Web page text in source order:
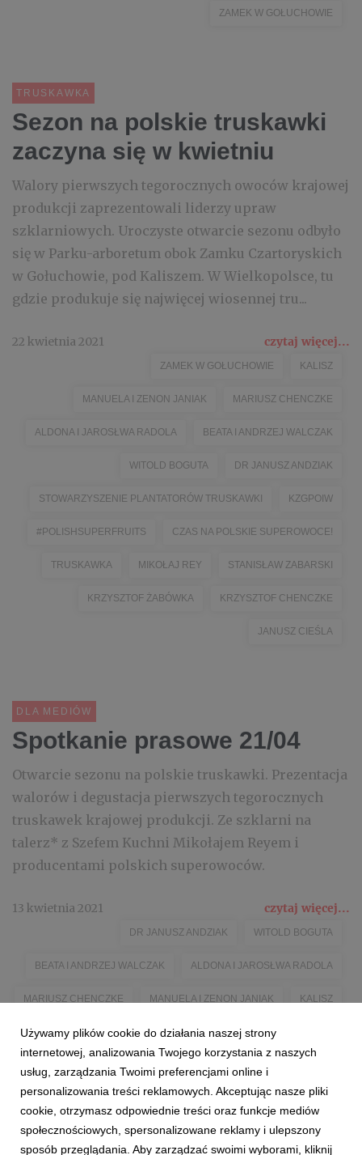
ZAMEK W GOŁUCHOWIE
TRUSKAWKA
Sezon na polskie truskawki
zaczyna się w kwietniu
Walory pierwszych tegorocznych owoców krajowej
produkcji zaprezentowali liderzy upraw
szklarniowych. Uroczyste otwarcie sezonu odbyło
się w Parku-arboretum obok Zamku Czartoryskich
w Gołuchowie, pod Kaliszem. W Wielkopolsce, tu
gdzie produkuje się najwięcej wiosennej tru...
22 kwietnia 2021 czytaj więcej...
ZAMEK W GOŁUCHOWIE KALISZ
MANUELA I ZENON JANIAK MARIUSZ CHENCZKE
ALDONA I JAROSŁWA RADOLA BEATA I ANDRZEJ WALCZAK
WITOLD BOGUTA DR JANUSZ ANDZIAK
STOWARZYSZENIE PLANTATORÓW TRUSKAWKI KZGPOIW
#POLISHSUPERFRUITS CZAS NA POLSKIE SUPEROWOCE!
TRUSKAWKA MIKOŁAJ REY STANISŁAW ZABARSKI
KRZYSZTOF ŻABÓWKA KRZYSZTOF CHENCZKE
JANUSZ CIEŚLA
DLA MEDIÓW
Spotkanie prasowe 21/04
Otwarcie sezonu na polskie truskawki. Prezentacja
walorów i degustacja pierwszych tegorocznych
truskawek krajowej produkcji. Ze szklarni na
talerz* z Szefem Kuchni Mikołajem Reyem i
producentami polskich superowoców.
13 kwietnia 2021 czytaj więcej...
DR JANUSZ ANDZIAK WITOLD BOGUTA
BEATA I ANDRZEJ WALCZAK ALDONA I JAROSŁWA RADOLA
MARIUSZ CHENCZKE MANUELA I ZENON JANIAK KALISZ
ZAMEK W GOŁUCHOWIE MIKOŁAJ REY TRUSKAWKA
CZAS NA POLSKIE SUPEROWOCE! #POLISHSUPERFRUITS
KZGPOIW STOWARZYSZENIE PLANTATORÓW TRUSKAWKI
Używamy plików cookie do działania naszej strony
internetowej, analizowania Twojego korzystania z naszych
usług, zarządzania Twoimi preferencjami online i
personalizowania treści reklamowych. Akceptując nasze pliki
cookie, otrzymasz odpowiednie treści oraz funkcje mediów
społecznościowych, spersonalizowane reklamy i ulepszony
sposób przeglądania. Aby zarządzać swoimi wyborami, kliknij